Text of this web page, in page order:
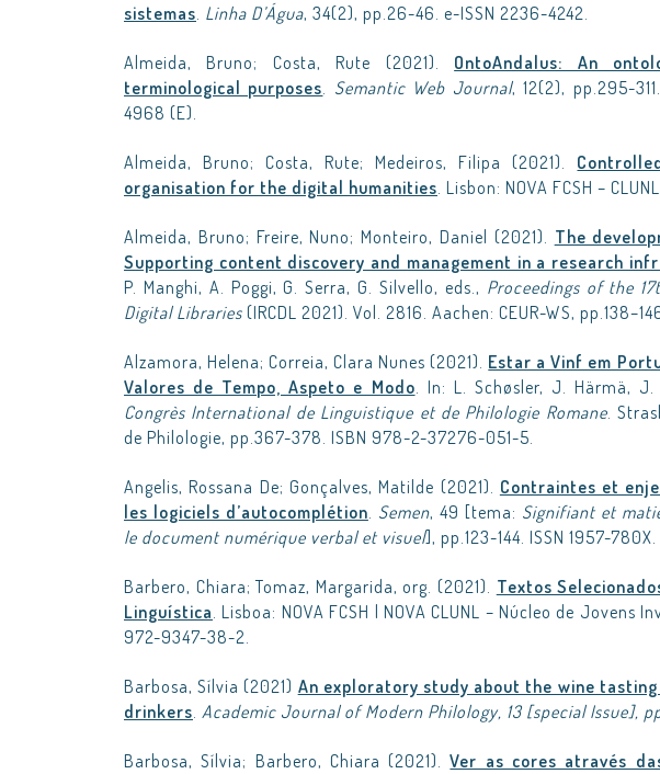
sistemas. Linha D’Água, 34(2), pp.26-46. e-ISSN 2236-4242.
Almeida, Bruno; Costa, Rute (2021). OntoAndalus: An
terminological purposes. Semantic Web Journal, 12(2), pp.295-
4968 (E).
Almeida, Bruno; Costa, Rute; Medeiros, Filipa (2021).
organisation for the digital humanities. Lisbon: NOVA FCSH –
Almeida, Bruno; Freire, Nuno; Monteiro, Daniel (2021). The
Supporting content discovery and management in a research
P. Manghi, A. Poggi, G. Serra, G. Silvello, eds., Proceedings of the
Digital Libraries (IRCDL 2021). Vol. 2816. Aachen: CEUR-WS,
Alzamora, Helena; Correia, Clara Nunes (2021). Estar a Vinf em
Valores de Tempo, Aspeto e Modo. In: L. Schøsler, J. Härmä,
Congrès International de Linguistique et de Philologie Romane.
de Philologie, pp.367-378. ISBN 978-2-37276-051-5.
Angelis, Rossana De; Gonçalves, Matilde (2021). Contraintes et
les logiciels d’autocomplétion. Semen, 49 [tema: Signifiant et
le document numérique verbal et visuel], pp.123-144. ISSN 1957-780X.
Barbero, Chiara; Tomaz, Margarida, org. (2021). Textos
Linguística. Lisboa: NOVA FCSH | NOVA CLUNL – Núcleo de Jovens
972-9347-38-2.
Barbosa, Sílvia (2021) An exploratory study about the wine
drinkers. Academic Journal of Modern Philology, 13 [special Issue],
Barbosa, Sílvia; Barbero, Chiara (2021).Ver as cores através